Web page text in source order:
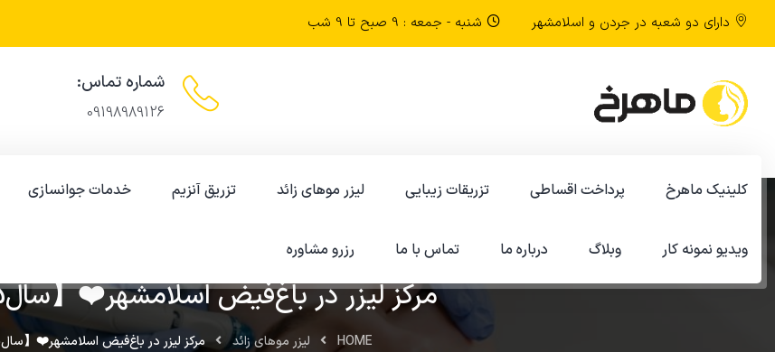
دارای دو شعبه در جردن و اسلامشهر شنبه - جمعه : 9 صبح تا 9 شب
شماره تماس:
09198989126
کلینیک ماهرخ پرداخت اقساطی تزریقات زیبایی لیزر موهای زائد تزریق آنزیم خدمات جوانسازی
ویدیو نمونه کار وبلاگ درباره ما تماس با ما رزرو مشاوره
مرکز لیزر در باغ‌فیض اسلامشهر❤️【سال1405】✅
HOME لیزر موهای زائد مرکز لیزر در باغ‌فیض اسلامشهر❤️【سال1405】✅